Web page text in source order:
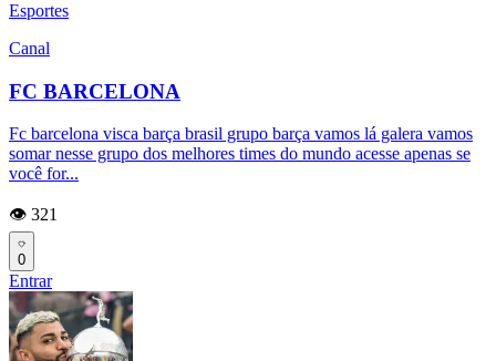
Esportes
Canal
FC BARCELONA
Fc barcelona visca barça brasil grupo barça vamos lá galera vamos
somar nesse grupo dos melhores times do mundo acesse apenas se
você for...
👁️ 321
0
Entrar